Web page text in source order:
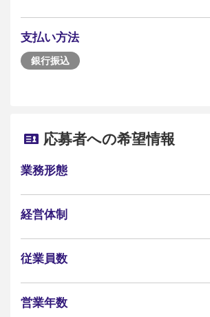
支払い方法
銀行振込
応募者への希望情報
業務形態
経営体制
従業員数
営業年数